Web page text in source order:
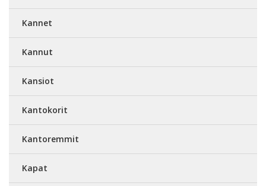
Kannet
Kannut
Kansiot
Kantokorit
Kantoremmit
Kapat